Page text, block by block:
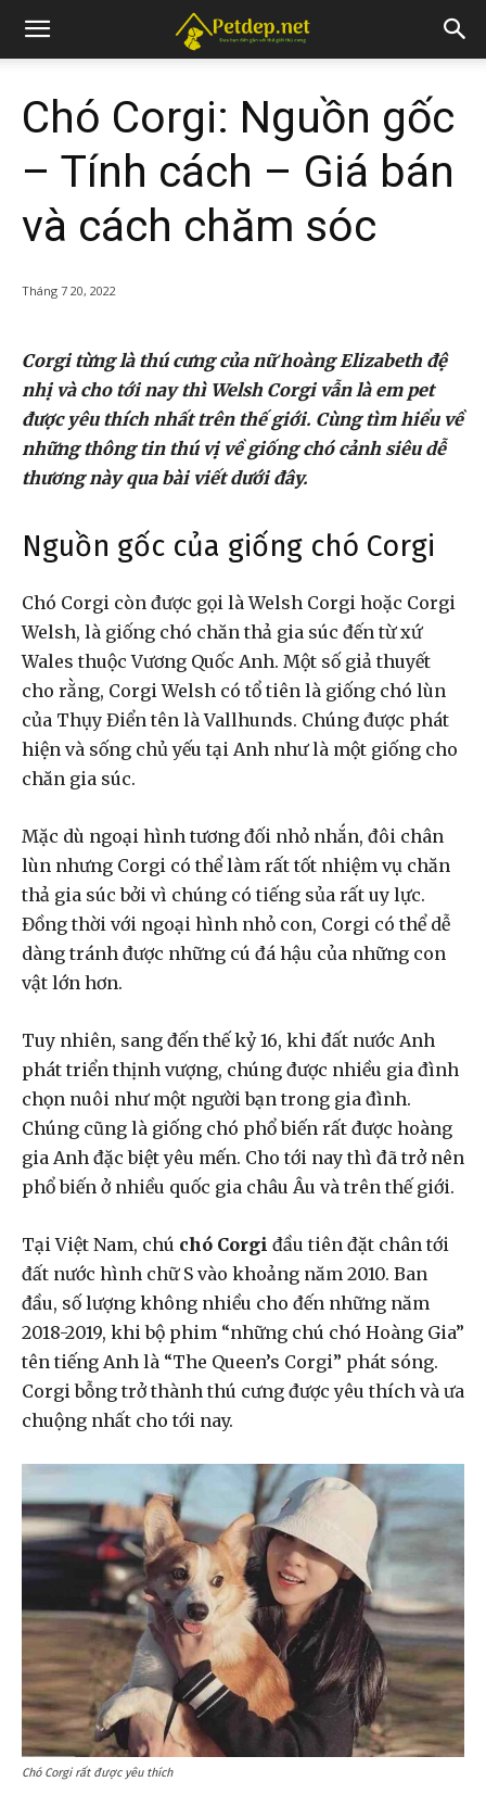
Chó Corgi: Nguồn gốc
– Tính cách – Giá bán
và cách chăm sóc
Tháng 7 20, 2022
Corgi từng là thú cưng của nữ hoàng Elizabeth đệ
nhị và cho tới nay thì Welsh Corgi vẫn là em pet
được yêu thích nhất trên thế giới. Cùng tìm hiểu về
những thông tin thú vị về giống chó cảnh siêu dễ
thương này qua bài viết dưới đây.
Nguồn gốc của giống chó Corgi
Chó Corgi còn được gọi là Welsh Corgi hoặc Corgi
Welsh, là giống chó chăn thả gia súc đến từ xứ
Wales thuộc Vương Quốc Anh. Một số giả thuyết
cho rằng, Corgi Welsh có tổ tiên là giống chó lùn
của Thụy Điển tên là Vallhunds. Chúng được phát
hiện và sống chủ yếu tại Anh như là một giống cho
chăn gia súc.
Mặc dù ngoại hình tương đối nhỏ nhắn, đôi chân
lùn nhưng Corgi có thể làm rất tốt nhiệm vụ chăn
thả gia súc bởi vì chúng có tiếng sủa rất uy lực.
Đồng thời với ngoại hình nhỏ con, Corgi có thể dễ
dàng tránh được những cú đá hậu của những con
vật lớn hơn.
Tuy nhiên, sang đến thế kỷ 16, khi đất nước Anh
phát triển thịnh vượng, chúng được nhiều gia đình
chọn nuôi như một người bạn trong gia đình.
Chúng cũng là giống chó phổ biến rất được hoàng
gia Anh đặc biệt yêu mến. Cho tới nay thì đã trở nên
phổ biến ở nhiều quốc gia châu Âu và trên thế giới.
Tại Việt Nam, chú chó Corgi đầu tiên đặt chân tới
đất nước hình chữ S vào khoảng năm 2010. Ban
đầu, số lượng không nhiều cho đến những năm
2018-2019, khi bộ phim “những chú chó Hoàng Gia”
tên tiếng Anh là “The Queen’s Corgi” phát sóng.
Corgi bỗng trở thành thú cưng được yêu thích và ưa
chuộng nhất cho tới nay.
Chó Corgi rất được yêu thích